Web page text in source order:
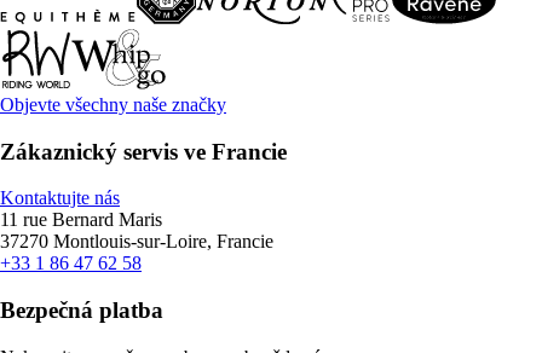
Objevte všechny naše značky
Zákaznický servis ve Francie
Kontaktujte nás
11 rue Bernard Maris
37270 Montlouis-sur-Loire, Francie
+33 1 86 47 62 58
Bezpečná platba